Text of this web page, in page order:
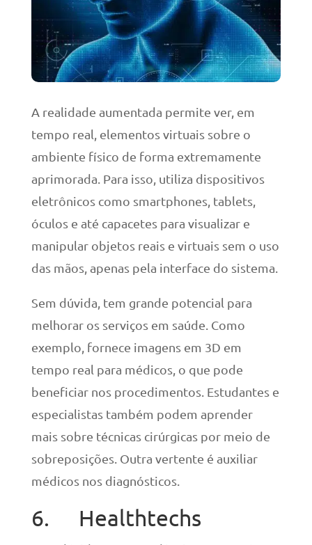
A realidade aumentada permite ver, em
tempo real, elementos virtuais sobre o
ambiente físico de forma extremamente
aprimorada. Para isso, utiliza dispositivos
eletrônicos como smartphones, tablets,
óculos e até capacetes para visualizar e
manipular objetos reais e virtuais sem o uso
das mãos, apenas pela interface do sistema.
Sem dúvida, tem grande potencial para
melhorar os serviços em saúde. Como
exemplo, fornece imagens em 3D em
tempo real para médicos, o que pode
beneficiar nos procedimentos. Estudantes e
especialistas também podem aprender
mais sobre técnicas cirúrgicas por meio de
sobreposições. Outra vertente é auxiliar
médicos nos diagnósticos.
6. Healthtechs